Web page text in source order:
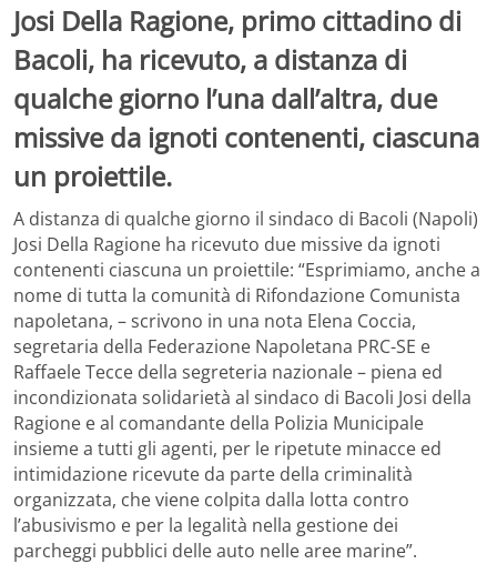
Josi Della Ragione, primo cittadino di
Bacoli, ha ricevuto, a distanza di
qualche giorno l’una dall’altra, due
missive da ignoti contenenti, ciascuna
un proiettile.
A distanza di qualche giorno il sindaco di Bacoli (Napoli)
Josi Della Ragione ha ricevuto due missive da ignoti
contenenti ciascuna un proiettile: “Esprimiamo, anche a
nome di tutta la comunità di Rifondazione Comunista
napoletana, – scrivono in una nota Elena Coccia,
segretaria della Federazione Napoletana PRC-SE e
Raffaele Tecce della segreteria nazionale – piena ed
incondizionata solidarietà al sindaco di Bacoli Josi della
Ragione e al comandante della Polizia Municipale
insieme a tutti gli agenti, per le ripetute minacce ed
intimidazione ricevute da parte della criminalità
organizzata, che viene colpita dalla lotta contro
l’abusivismo e per la legalità nella gestione dei
parcheggi pubblici delle auto nelle aree marine”.